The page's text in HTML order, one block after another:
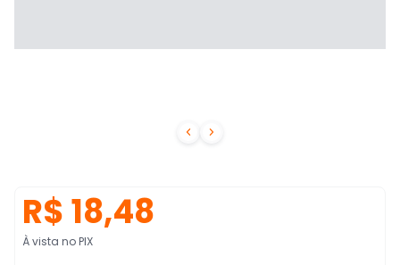
 
R$ 18,48
À vista no PIX